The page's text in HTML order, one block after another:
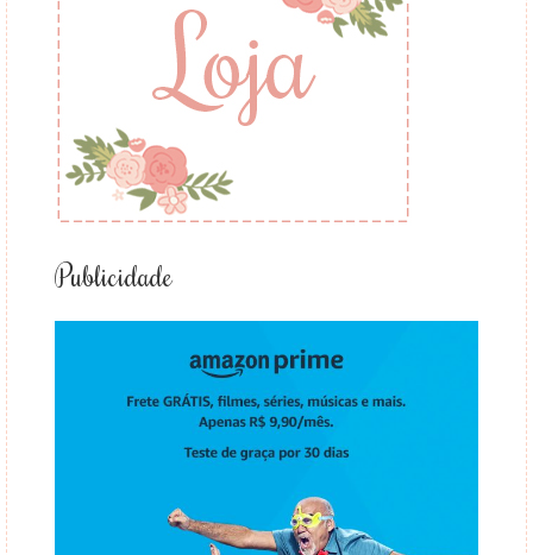
Publicidade